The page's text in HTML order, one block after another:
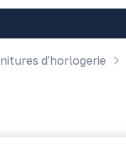
d'horlogerie